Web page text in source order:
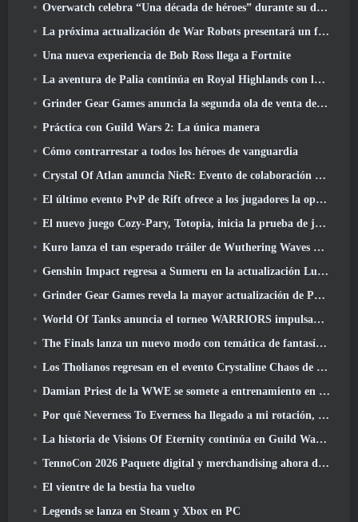
Overwatch celebra “Una década de héroes” durante su décimo aniversario
La próxima actualización de War Robots presentará un francotirador inspirado en Lovecraft
Una nueva experiencia de Bob Ross llega a Fortnite
La aventura de Palia continúa en Royal Highlands con la actualización de hoy
Grinder Gear Games anuncia la segunda ola de venta de entradas para ExileCon
Práctica con Guild Wars 2: La única manera
Cómo contrarrestar a todos los héroes de vanguardia
Crystal Of Atlan anuncia NieR: Evento de colaboración de autómatas
El último evento PvP de Rift ofrece a los jugadores la oportunidad de ganar hasta 4000 Créditos y un nuevo título
El nuevo juego Cozy-Pary, Totopia, inicia la prueba de juego beta cerrada
Kuro lanza el tan esperado tráiler de Wuthering Waves Cyberpunk: Cruce de Edgerunners
Genshin Impact regresa a Sumeru en la actualización Luna VII
Grinder Gear Games revela la mayor actualización de Path Of Exile II hasta el momento, El regreso de los antiguos
World Of Tanks anuncia el torneo WARRIORS impulsado por la comunidad
The Finals lanza un nuevo modo con temática de fantasía medieval, 'Dragon's Claim'
Los Tholianos regresan en el evento Crystaline Chaos de Star Trek Online
Damian Priest de la WWE se somete a entrenamiento en “The Loot Camp” en el tráiler Live Action Burst Fest de Delta Force
Por qué Neverness To Everness ha llegado a mi rotación, Por ahora
La historia de Visions Of Eternity continúa en Guild Wars 2 La próxima semana
TennoCon 2026 Paquete digital y merchandising ahora disponibles para comprar
El vientre de la bestia ha vuelto
Legends se lanza en Steam y Xbox en PC